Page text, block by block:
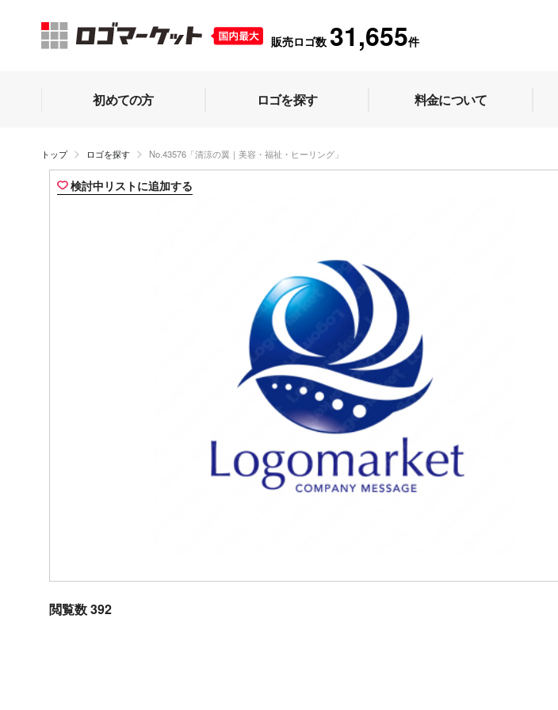
販売ロゴ数 31,655件
初めての方 ロゴを探す 料金について
トップ ロゴを探す No.43576「清涼の翼｜美容・福祉・ヒーリング」
検討中リストに追加する
閲覧数 392